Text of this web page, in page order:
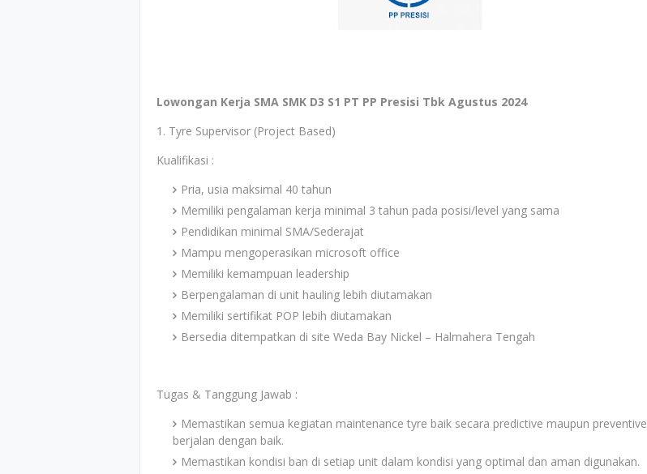
Lowongan Kerja SMA SMK D3 S1 PT PP Presisi Tbk Agustus 2024
1. Tyre Supervisor (Project Based)
Kualifikasi :
Pria, usia maksimal 40 tahun
Memiliki pengalaman kerja minimal 3 tahun pada posisi/level yang sama
Pendidikan minimal SMA/Sederajat
Mampu mengoperasikan microsoft office
Memiliki kemampuan leadership
Berpengalaman di unit hauling lebih diutamakan
Memiliki sertifikat POP lebih diutamakan
Bersedia ditempatkan di site Weda Bay Nickel – Halmahera Tengah
Tugas & Tanggung Jawab :
Memastikan semua kegiatan maintenance tyre baik secara predictive maupun preventive
berjalan dengan baik.
Memastikan kondisi ban di setiap unit dalam kondisi yang optimal dan aman digunakan.